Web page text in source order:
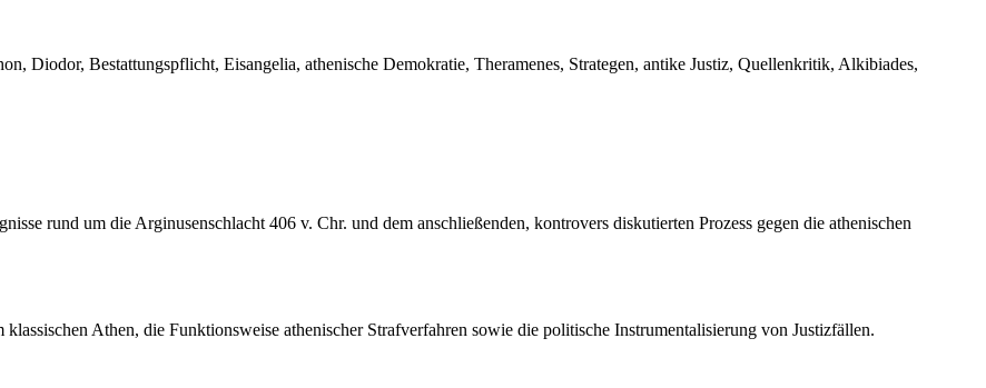
Diodor, Bestattungspflicht, Eisangelia, athenische Demokratie, Theramenes, Strategen, antike Justiz, Quellenkritik, Alkibiades,
rund um die Arginusenschlacht 406 v. Chr. und dem anschließenden, kontrovers diskutierten Prozess gegen die athenischen
Athen, die Funktionsweise athenischer Strafverfahren sowie die politische Instrumentalisierung von Justizfällen.